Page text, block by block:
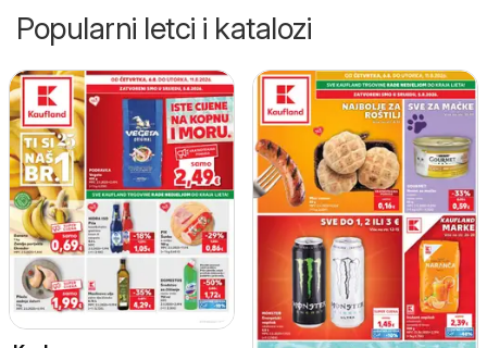
sve tipove štednjaka,
(osim indukcijskih),
Promjer: cca 20 cm/24
cm/28 cm
Popularni letci i katalozi